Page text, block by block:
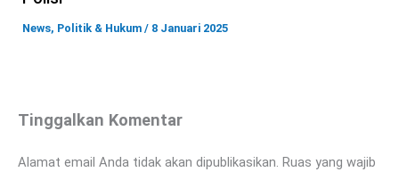
News, Politik & Hukum / 8 Januari 2025
Tinggalkan Komentar
Alamat email Anda tidak akan dipublikasikan. Ruas yang wajib